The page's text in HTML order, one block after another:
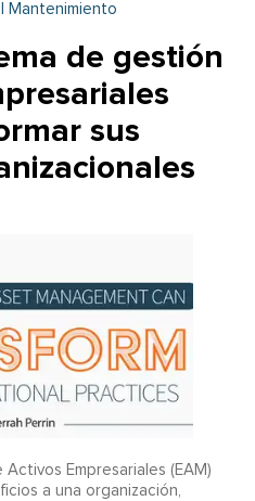
Mantenimiento
de gestión
sus
Empresariales (EAM)
a una organización,